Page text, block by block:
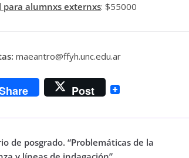
para alumnxs externxs: $55000
maeantro@ffyh.unc.edu.ar
Post
de posgrado. “Problemáticas de la